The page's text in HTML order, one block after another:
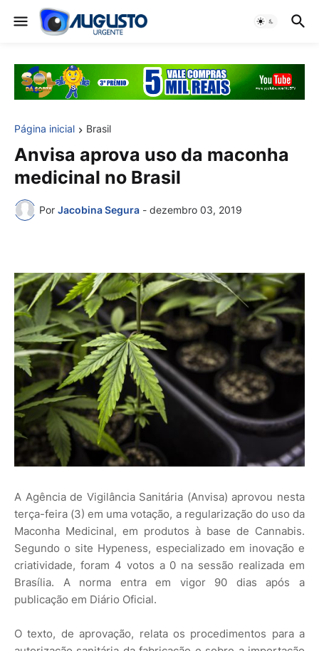
Página inicial Brasil
Anvisa aprova uso da maconha
medicinal no Brasil
Por Jacobina Segura - dezembro 03, 2019
A Agência de Vigilância Sanitária (Anvisa) aprovou nesta
terça-feira (3) em uma votação, a regularização do uso da
Maconha Medicinal, em produtos à base de Cannabis.
Segundo o site Hypeness, especializado em inovação e
criatividade, foram 4 votos a 0 na sessão realizada em
Brasília. A norma entra em vigor 90 dias após a
publicação em Diário Oficial.
O texto, de aprovação, relata os procedimentos para a